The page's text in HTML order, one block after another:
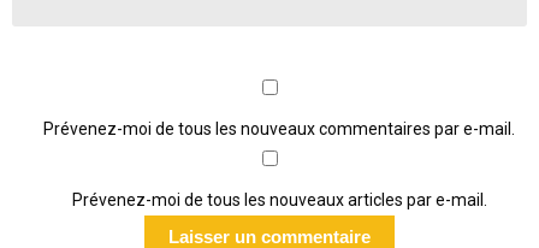
Prévenez-moi de tous les nouveaux commentaires par e-mail.
Prévenez-moi de tous les nouveaux articles par e-mail.